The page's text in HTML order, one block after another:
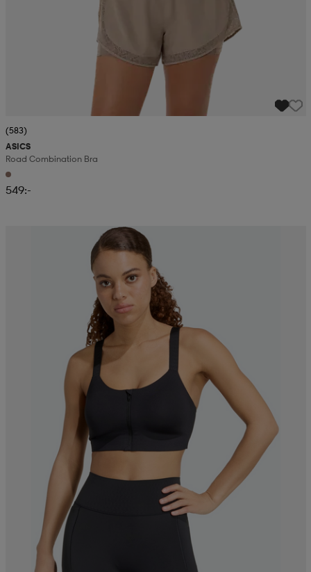
(583)
ASICS
Road Combination Bra
549:-